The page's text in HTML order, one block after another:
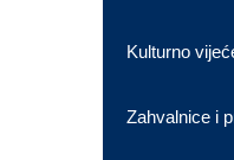
Kulturno
Zahvalnice i